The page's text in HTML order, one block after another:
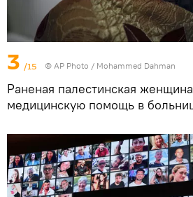
3 /15 © AP Photo / Mohammed Dahman
Раненая палестинская
медицинскую помощь в